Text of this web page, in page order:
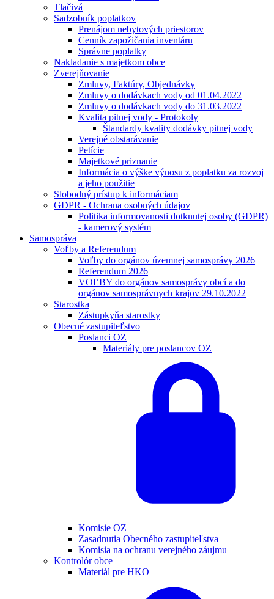
Tlačivá
Sadzobník poplatkov
Prenájom nebytových priestorov
Cenník zapožičania inventáru
Správne poplatky
Nakladanie s majetkom obce
Zverejňovanie
Zmluvy, Faktúry, Objednávky
Zmluvy o dodávkach vody od 01.04.2022
Zmluvy o dodávkach vody do 31.03.2022
Kvalita pitnej vody - Protokoly
Štandardy kvality dodávky pitnej vody
Verejné obstarávanie
Petície
Majetkové priznanie
Informácia o výške výnosu z poplatku za rozvoj
a jeho použitie
Slobodný prístup k informáciam
GDPR - Ochrana osobných údajov
Politika informovanosti dotknutej osoby (GDPR)
- kamerový systém
Samospráva
Voľby a Referendum
Voľby do orgánov územnej samosprávy 2026
Referendum 2026
VOĽBY do orgánov samosprávy obcí a do
orgánov samosprávnych krajov 29.10.2022
Starostka
Zástupkyňa starostky
Obecné zastupiteľstvo
Poslanci OZ
Materiály pre poslancov OZ
Komisie OZ
Zasadnutia Obecného zastupiteľstva
Komisia na ochranu verejného záujmu
Kontrolór obce
Materiál pre HKO